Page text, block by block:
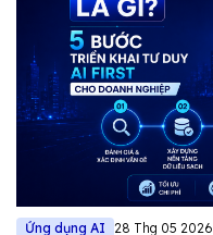
Ứng dụng AI 28 Thg 05 2026